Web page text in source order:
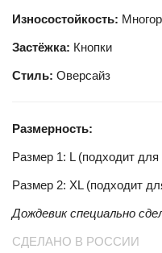
Износостойкость:
Застёжка: Кнопки
Стиль: Оверсайз
Размерность:
Размер 1: L (подходит
Размер 2: XL (подходит
Дождевик специально
СДЕЛАНО В РОССИИ